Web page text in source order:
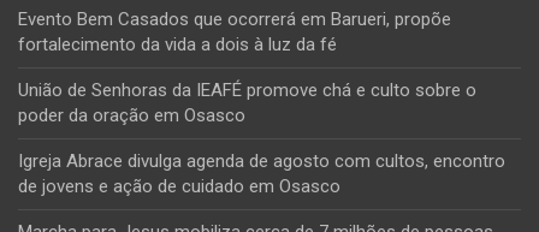
Evento Bem Casados que ocorrerá em Barueri, propõe
fortalecimento da vida a dois à luz da fé
União de Senhoras da IEAFÉ promove chá e culto sobre o
poder da oração em Osasco
Igreja Abrace divulga agenda de agosto com cultos, encontro
de jovens e ação de cuidado em Osasco